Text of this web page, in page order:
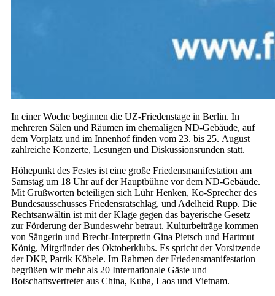
In einer Woche beginnen die UZ-Friedenstage in Berlin. In
mehreren Sälen und Räumen im ehemaligen ND-Gebäude, auf
dem Vorplatz und im Innenhof finden vom 23. bis 25. August
zahlreiche Konzerte, Lesungen und Diskussionsrunden statt.
Höhepunkt des Festes ist eine große Friedensmanifestation am
Samstag um 18 Uhr auf der Hauptbühne vor dem ND-Gebäude.
Mit Grußworten beteiligen sich Lühr Henken, Ko-Sprecher des
Bundesausschusses Friedensratschlag, und Adelheid Rupp. Die
Rechtsanwältin ist mit der Klage gegen das bayerische Gesetz
zur Förderung der Bundeswehr betraut. Kulturbeiträge kommen
von Sängerin und Brecht-Interpretin Gina Pietsch und Hartmut
König, Mitgründer des Oktoberklubs. Es spricht der Vorsitzende
der DKP, Patrik Köbele. Im Rahmen der Friedensmanifestation
begrüßen wir mehr als 20 Internationale Gäste und
Botschaftsvertreter aus China, Kuba, Laos und Vietnam.